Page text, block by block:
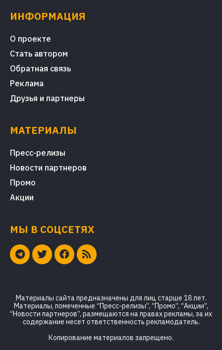
ИНФОРМАЦИЯ
О проекте
Стать автором
Обратная связь
Реклама
Друзья и партнеры
МАТЕРИАЛЫ
Пресс-релизы
Новости партнеров
Промо
Акции
МЫ В СОЦСЕТЯХ
Материалы сайта предназначены для лиц старше 18 лет.
Материалы, помеченные “Пресс-релизы”, “Промо”, “Акции”,
“Новости партнеров”, размещаются на правах рекламы, за их
содержание несет ответственность рекламодатель.
Копирование материалов запрещено.